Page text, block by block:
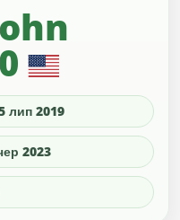
лип 2019
2023